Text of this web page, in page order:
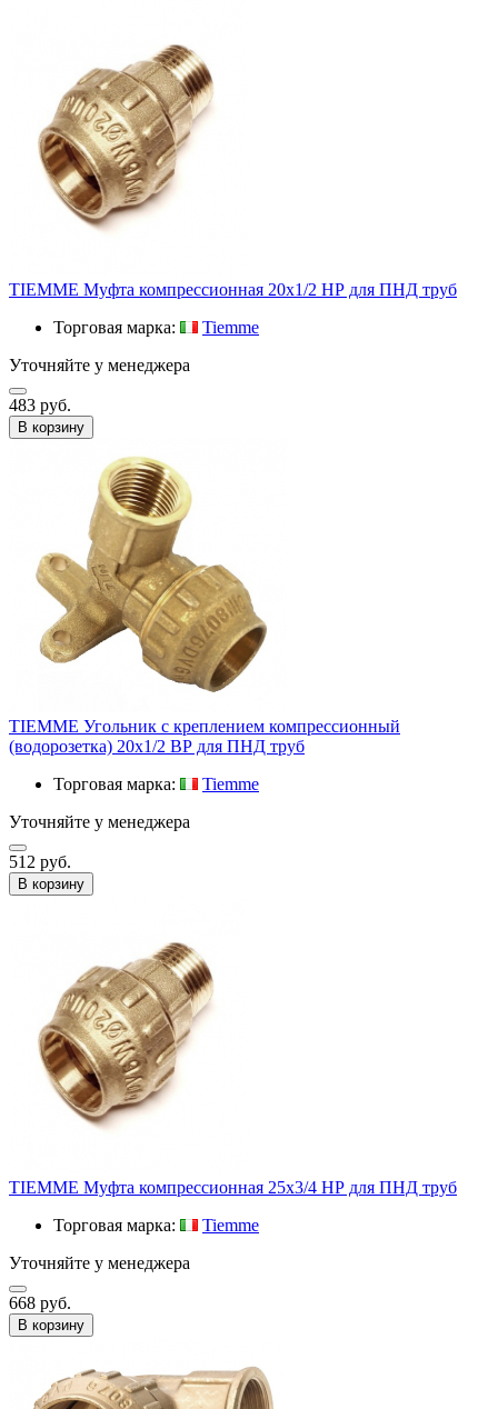
TIEMME Муфта компрессионная 20x1/2 НР для ПНД труб
Торговая марка:
Tiemme
Уточняйте у менеджера
483 руб.
В корзину
TIEMME Угольник с креплением компрессионный
(водорозетка) 20х1/2 ВР для ПНД труб
Торговая марка:
Tiemme
Уточняйте у менеджера
512 руб.
В корзину
TIEMME Муфта компрессионная 25x3/4 НР для ПНД труб
Торговая марка:
Tiemme
Уточняйте у менеджера
668 руб.
В корзину